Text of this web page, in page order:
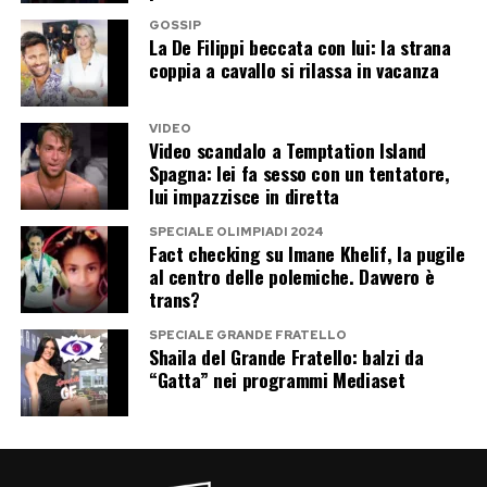
televisione.
Post Views: 126
personale forte, destinata a incuriosire il
pubblico e ad alimentare il dibattito.
Mario Ermito, invece, porterebbe con sé un
piccolo problema di curriculum. L’attore ha
partecipato alGrande Fratello 12e alGrande
Fratello Vip 5
, mentre Milly Carlucci ha spesso
mostrato una certa diffidenza verso i
personaggi provenienti dai reality. La sua
eventuale convocazione rappresenterebbe
quindi uno strappo alla regola non scritta del
programma.
Il mistero della giuria e l’incognita
Paolo Belli
GOSSIP
La De Filippi beccata con lui: la strana
coppia a cavallo si rilassa in vacanza
VIDEO
Video scandalo a Temptation Island
Spagna: lei fa sesso con un tentatore,
lui impazzisce in diretta
SPECIALE OLIMPIADI 2024
Fact checking su Imane Khelif, la pugile
al centro delle polemiche. Davvero è
trans?
SPECIALE GRANDE FRATELLO
Shaila del Grande Fratello: balzi da
“Gatta” nei programmi Mediaset